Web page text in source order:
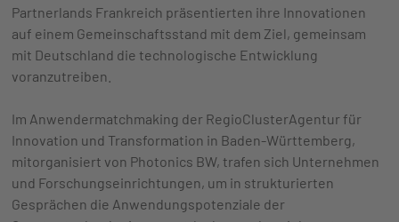
Partnerlands Frankreich präsentierten ihre Innovationen
auf einem Gemeinschaftsstand mit dem Ziel, gemeinsam
mit Deutschland die technologische Entwicklung
voranzutreiben.
Im Anwendermatchmaking der RegioClusterAgentur für
Innovation und Transformation in Baden-Württemberg,
mitorganisiert von Photonics BW, trafen sich Unternehmen
und Forschungseinrichtungen, um in strukturierten
Gesprächen die Anwendungspotenziale der